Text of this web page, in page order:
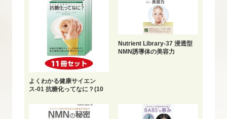
よくわかる健康サイエン
ス-01 抗糖化ってなに？(10
Nutrient Library-37 浸透型
NMN誘導体の美容力